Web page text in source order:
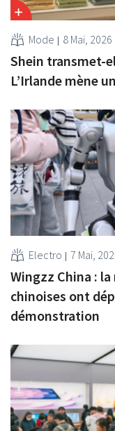
Mode 8 Mai, 2026
Shein transmet-
L’Irlande mène
Electro 7 Mai,
Wingzz China :
chinoises ont
démonstration